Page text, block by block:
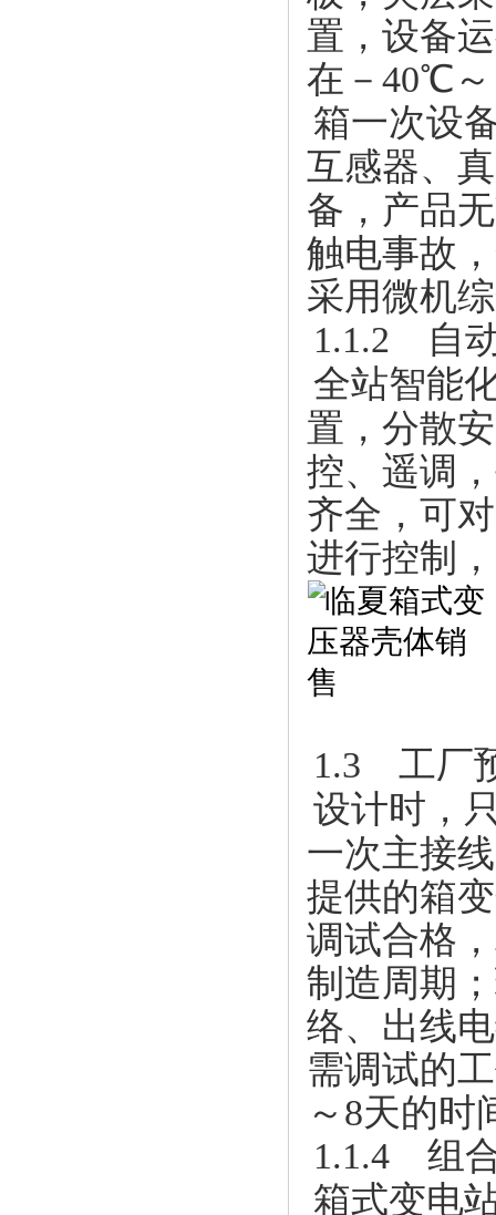
置，设备
在－40℃
箱一次设
互感器、
备，产品
触电事故
采用微机
1.1.2 自
全站智能
置，分散
控、遥调
齐全，可
进行控制
1.3 工厂
设计时，
一次主接
提供的箱
调试合格
制造周期
络、出线
需调试的
～8天的时
1.1.4 组
箱式变电